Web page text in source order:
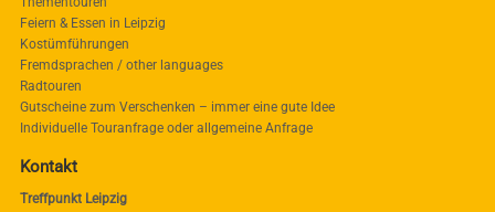
Feiern & Essen in Leipzig
Kostümführungen
Fremdsprachen / other languages
Radtouren
Gutscheine zum Verschenken – immer eine gute Idee
Individuelle Touranfrage oder allgemeine Anfrage
Kontakt
Treffpunkt Leipzig